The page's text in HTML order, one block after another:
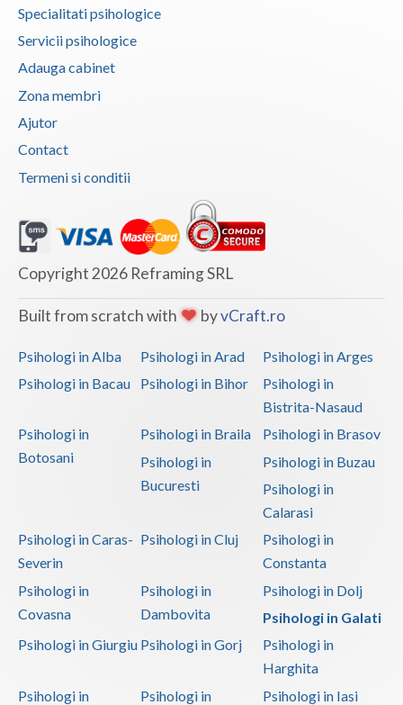
Specialitati psihologice
Servicii psihologice
Adauga cabinet
Zona membri
Ajutor
Contact
Termeni si conditii
Copyright 2026 Reframing SRL
Built from scratch with byvCraft.ro
Psihologi in Alba Psihologi in Arad
Psihologi in Arges
Psihologi in Bacau
Psihologi in Bihor
Psihologi in
Bistrita-Nasaud
Psihologi in
Botosani
Psihologi in Braila
Psihologi in Brasov
Psihologi in
Bucuresti
Psihologi in Buzau
Psihologi in
Calarasi
Psihologi in Caras-
Severin
Psihologi in Cluj
Psihologi in
Constanta
Psihologi in
Covasna
Psihologi in
Dambovita
Psihologi in Dolj
Psihologi in Galati
Psihologi in Giurgiu Psihologi in Gorj
Psihologi in
Harghita
Psihologi in
Psihologi in Psihologi in Iasi